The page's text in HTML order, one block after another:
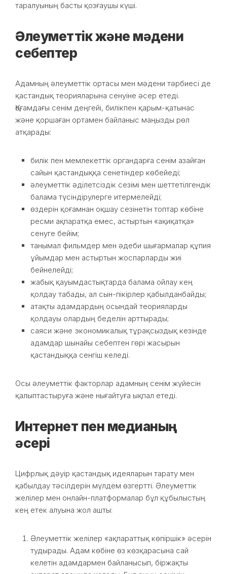
таралуының басты қозғаушы күші.
Әлеуметтік және мәдени
себептер
Адамның әлеуметтік ортасы мен мәдени тәрбиесі де
қастандық теорияларына сенуіне әсер етеді.
Қоғамдағы сенім деңгейі, билікпен қарым-қатынас
және қоршаған ортамен байланыс маңызды рөл
атқарады:
билік пен мемлекеттік органдарға сенім азайған
сайын қастандыққа сенетіндер көбейеді;
әлеуметтік әділетсіздік сезімі мен шеттетілгендік
балама түсіндірулерге итермелейді;
өздерін қоғамнан оқшау сезінетін топтар көбіне
ресми ақпаратқа емес, астыртын «ақиқатқа»
сенуге бейім;
танымал фильмдер мен әдеби шығармалар құпия
ұйымдар мен астыртын жоспарларды жиі
бейнелейді;
жабық қауымдастықтарда балама ойлау кең
қолдау табады, ал сын-пікірлер қабылданбайды;
атақты адамдардың осындай теорияларды
қолдауы олардың беделін арттырады;
саяси және экономикалық тұрақсыздық кезінде
адамдар шынайы себептен гөрі жасырын
қастандыққа сенгіш келеді.
Осы әлеуметтік факторлар адамның сенім жүйесін
қалыптастыруға және нығайтуға ықпал етеді.
Интернет пен медианың
әсері
Цифрлық дәуір қастандық идеяларын тарату мен
қабылдау тәсілдерін мүлдем өзгертті. Әлеуметтік
желілер мен онлайн-платформалар бұл құбылыстың
кең етек алуына жол ашты:
Әлеуметтік желілер «ақпараттық көпіршік» әсерін
тудырады. Адам көбіне өз көзқарасына сай
келетін адамдармен байланысып, біржақты